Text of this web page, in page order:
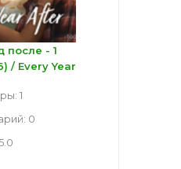
после - 1
/ Every Year
1
0